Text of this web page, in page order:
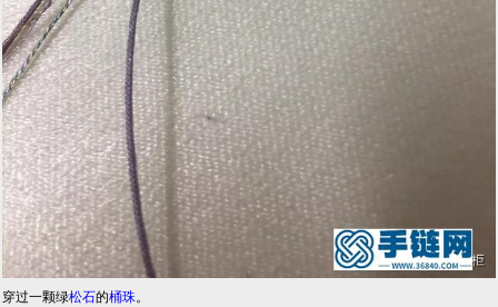
穿过一颗绿松石的桶珠。